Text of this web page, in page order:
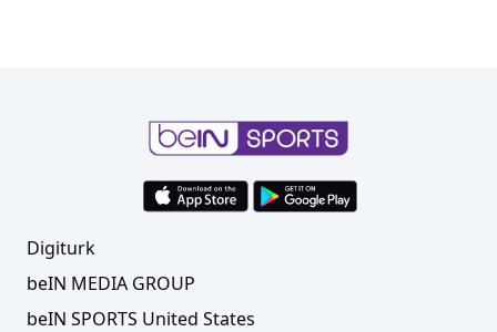
Digiturk
beIN MEDIA GROUP
beIN SPORTS United States